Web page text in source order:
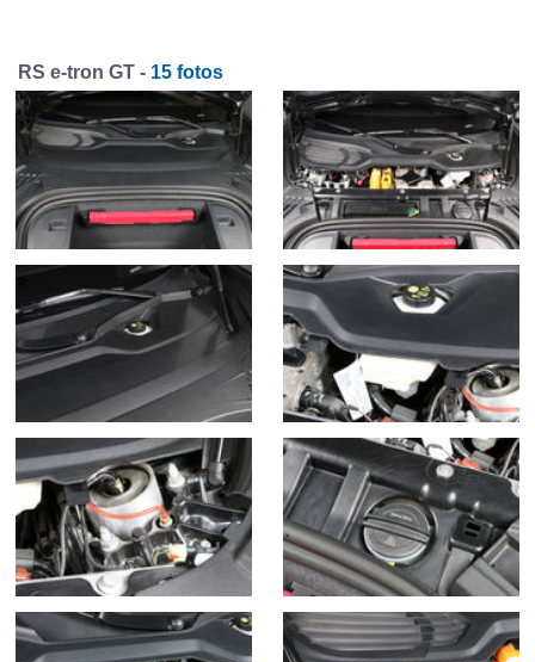
RS e-tron GT - 15 fotos